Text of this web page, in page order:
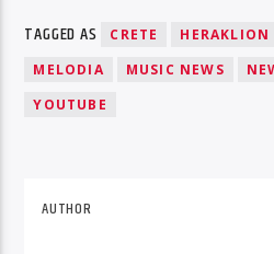
TAGGED AS CRETE HERAKLION
MELODIA
MUSIC NEWS
YOUTUBE
AUTHOR